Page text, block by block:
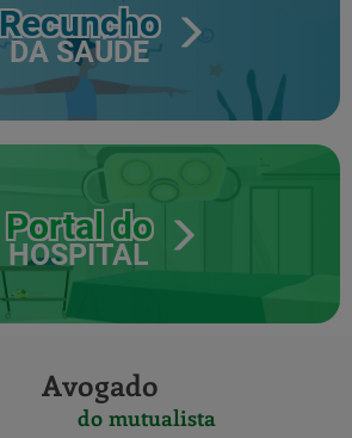
Recuncho
DA SAÚDE
Portal do
HOSPITAL
Avogado
do mutualista